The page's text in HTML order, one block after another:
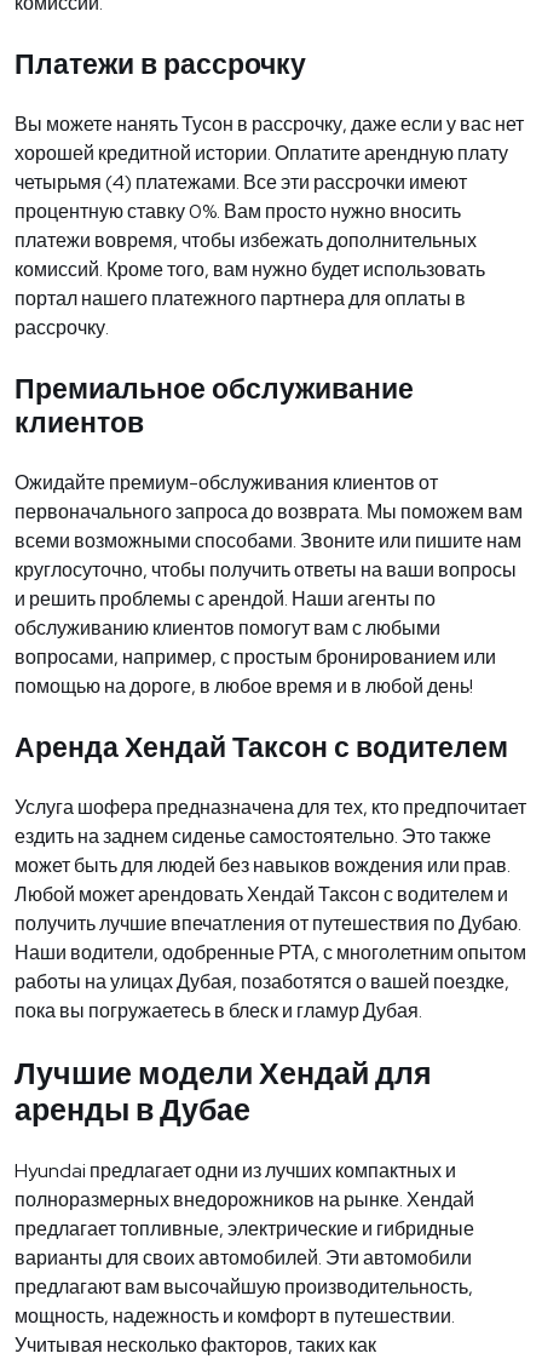
Платежи в рассрочку
Вы можете нанять Тусон в рассрочку, даже если у вас нет
хорошей кредитной истории. Оплатите арендную плату
четырьмя (4) платежами. Все эти рассрочки имеют
процентную ставку 0%. Вам просто нужно вносить
платежи вовремя, чтобы избежать дополнительных
комиссий. Кроме того, вам нужно будет использовать
портал нашего платежного партнера для оплаты в
рассрочку.
Премиальное обслуживание
клиентов
Ожидайте премиум-обслуживания клиентов от
первоначального запроса до возврата. Мы поможем вам
всеми возможными способами. Звоните или пишите нам
круглосуточно, чтобы получить ответы на ваши вопросы
и решить проблемы с арендой. Наши агенты по
обслуживанию клиентов помогут вам с любыми
вопросами, например, с простым бронированием или
помощью на дороге, в любое время и в любой день!
Аренда Хендай Таксон с водителем
Услуга шофера предназначена для тех, кто предпочитает
ездить на заднем сиденье самостоятельно. Это также
может быть для людей без навыков вождения или прав.
Любой может арендовать Хендай Таксон с водителем и
получить лучшие впечатления от путешествия по Дубаю.
Наши водители, одобренные РТА, с многолетним опытом
работы на улицах Дубая, позаботятся о вашей поездке,
пока вы погружаетесь в блеск и гламур Дубая.
Лучшие модели Хендай для
аренды в Дубае
Hyundai предлагает одни из лучших компактных и
полноразмерных внедорожников на рынке. Хендай
предлагает топливные, электрические и гибридные
варианты для своих автомобилей. Эти автомобили
предлагают вам высочайшую производительность,
мощность, надежность и комфорт в путешествии.
Учитывая несколько факторов, таких как